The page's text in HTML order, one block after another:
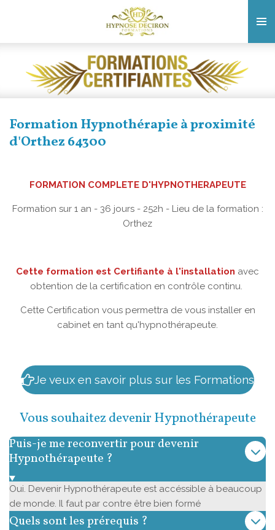
contenu
Formation Hypnothérapie à proximité
d'Orthez 64300
FORMATION COMPLETE D'HYPNOTHERAPEUTE
Formation sur 1 an - 36 jours - 252h - Lieu de la formation :
Orthez
Cette formation est Certifiante à l'installation avec
obtention de la certification en contrôle continu.
Cette Certification vous permettra de vous installer en
cabinet en tant qu'hypnothérapeute.
Je veux en savoir plus sur les Formations
Vous souhaitez devenir Hypnothérapeute
Puis-je me reconvertir pour devenir
Hypnothérapeute ?
Oui. Devenir Hypnothérapeute est accéssible à beaucoup
de monde. Il faut par contre être bien formé
Quels sont les prérequis ?